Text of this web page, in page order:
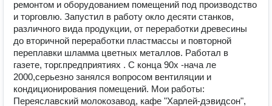
ремонтом и оборудованием помещений под производство
и торговлю. Запустил в работу окло десяти станков,
различного вида продукции, от переработки древесины
до вторичной переработки пластмассы и повторной
переплавки шламма цветных металлов. Работал в
газете, торг.предприятиях . С конца 90х -нача ле
2000,серьезно занялся вопросом вентиляции и
кондиционирования помещений. Мои работы:
Переяславский молокозавод, кафе "Харлей-дэвидсон",